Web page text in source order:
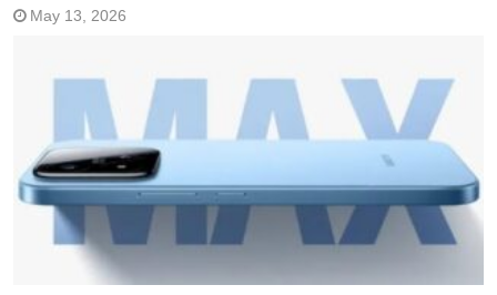
May 13, 2026